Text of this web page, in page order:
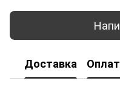
Доставка